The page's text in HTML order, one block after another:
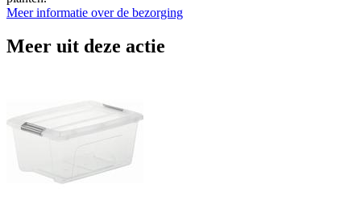
Meer informatie over de bezorging
Meer uit deze actie